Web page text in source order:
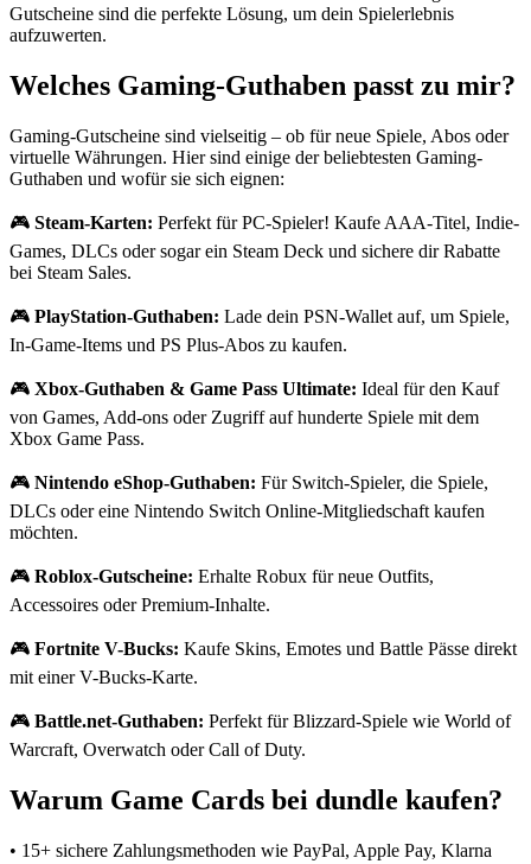
Gutscheine sind die perfekte Lösung, um dein Spielerlebnis
aufzuwerten.
Welches Gaming-Guthaben passt zu mir?
Gaming-Gutscheine sind vielseitig – ob für neue Spiele, Abos oder
virtuelle Währungen. Hier sind einige der beliebtesten Gaming-
Guthaben und wofür sie sich eignen:
🎮 Steam-Karten: Perfekt für PC-Spieler! Kaufe AAA-Titel, Indie-
Games, DLCs oder sogar ein Steam Deck und sichere dir Rabatte
bei Steam Sales.
🎮 PlayStation-Guthaben: Lade dein PSN-Wallet auf, um Spiele,
In-Game-Items und PS Plus-Abos zu kaufen.
🎮 Xbox-Guthaben & Game Pass Ultimate: Ideal für den Kauf
von Games, Add-ons oder Zugriff auf hunderte Spiele mit dem
Xbox Game Pass.
🎮 Nintendo eShop-Guthaben: Für Switch-Spieler, die Spiele,
DLCs oder eine Nintendo Switch Online-Mitgliedschaft kaufen
möchten.
🎮 Roblox-Gutscheine: Erhalte Robux für neue Outfits,
Accessoires oder Premium-Inhalte.
🎮 Fortnite V-Bucks: Kaufe Skins, Emotes und Battle Pässe direkt
mit einer V-Bucks-Karte.
🎮 Battle.net-Guthaben: Perfekt für Blizzard-Spiele wie World of
Warcraft, Overwatch oder Call of Duty.
Warum Game Cards bei dundle kaufen?
• 15+ sichere Zahlungsmethoden wie PayPal, Apple Pay, Klarna